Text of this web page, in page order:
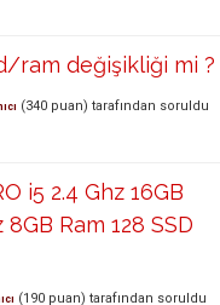
ram değişikliği mi ?
(340 puan) tarafından soruldu
i5 2.4 Ghz 16GB
Ram 128 SSD
(190 puan) tarafından soruldu